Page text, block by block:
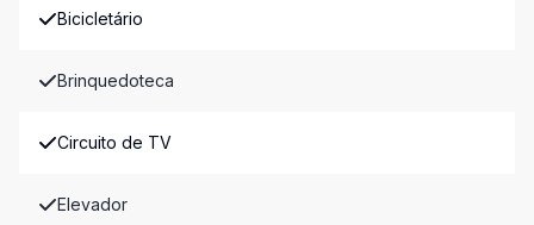
Bicicletário
Brinquedoteca
Circuito de TV
Elevador